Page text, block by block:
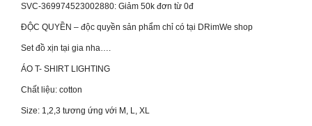
SVC-369974523002880: Giảm 50k đơn từ 0đ
ĐỘC QUYỀN – độc quyền sản phẩm chỉ có tại DRimWe shop
Set đồ xịn tại gia nha….
ÁO T- SHIRT LIGHTING
Chất liệu: cotton
Size: 1,2,3 tương ứng với M, L, XL